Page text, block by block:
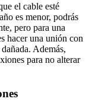
el cable esté
es menor, podrás
pero para una
hacer una unión con
Además,
para no alterar